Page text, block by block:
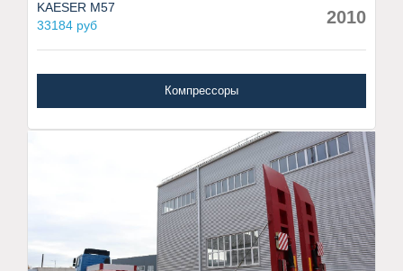
KAESER M57
33184 руб
2010
Компрессоры